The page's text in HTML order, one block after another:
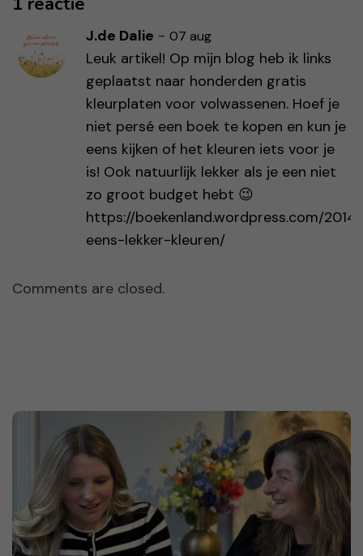
J.de Dalie - 07 aug
Leuk artikel! Op mijn blog heb ik links
geplaatst naar honderden gratis
kleurplaten voor volwassenen. Hoef je
niet persé een boek te kopen en kun je
eens kijken of het kleuren iets voor je
is! Ook natuurlijk lekker als je een niet
zo groot budget hebt 😉
https://boekenland.wordpress.com/
eens-lekker-kleuren/
Comments are closed.